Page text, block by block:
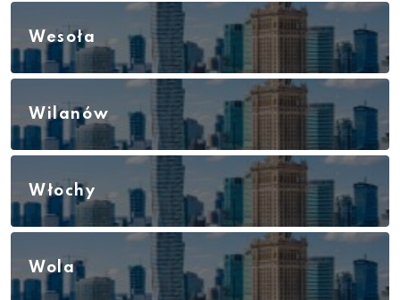
Wesoła
Wilanów
Włochy
Wola